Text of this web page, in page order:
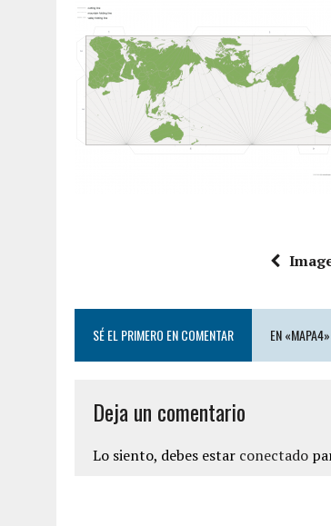
SÉ EL PRIMERO EN COMENTAR EN «MAPA4»
Deja un comentario
Lo siento, debes estar conectado